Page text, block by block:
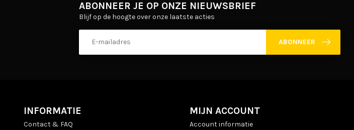
ABONNEER JE OP ONZE NIEUWSBRIEF
Blijf op de hoogte over onze laatste acties
ABONNEER
INFORMATIE
Contact & FAQ
MIJN ACCOUNT
Account informatie